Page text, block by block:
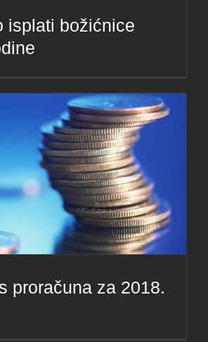
isplati božićnice
proračuna za 2018.